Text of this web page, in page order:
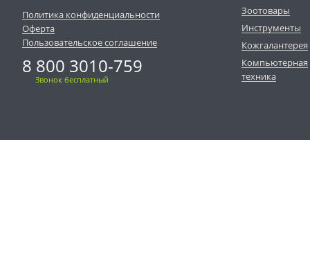
Политика конфиденциальности
Оферта
Пользовательское соглашение
8 800 3010-759
Звонок бесплатный
Зоотовары
Инструменты
Кожгалантерея
Компьютерная
техника